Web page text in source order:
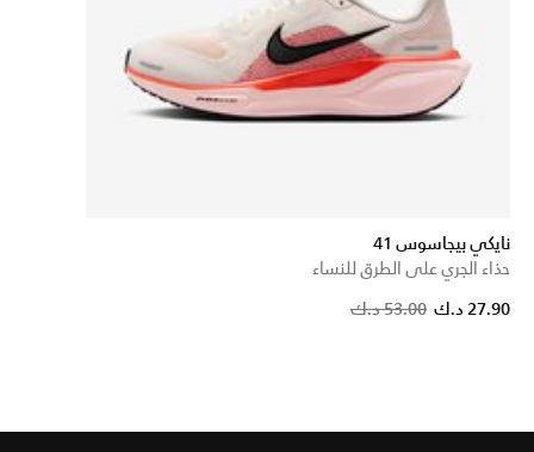
نايكي بيجاسوس 41
حذاء الجري على الطرق للنساء
53.00 د.ك 27.90 د.ك